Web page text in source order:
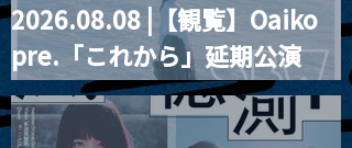
2026.08.08 |【観覧】Oaiko
pre.「これから」延期公演
Blurred City Lights × 17歳
とベルリンの壁